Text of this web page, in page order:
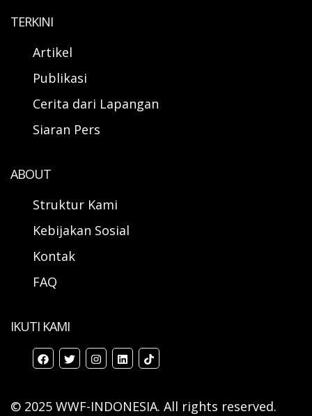
TERKINI
Artikel
Publikasi
Cerita dari Lapangan
Siaran Pers
ABOUT
Struktur Kami
Kebijakan Sosial
Kontak
FAQ
IKUTI KAMI
© 2025 WWF-INDONESIA. All rights reserved.